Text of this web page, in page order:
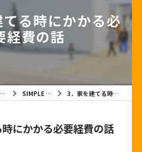
る時にかかる必
経費の話
高松市で注文住宅なら有限会社黒石建設 SIMPLE NOTE BLOG 3．家を建てる時にかかる必要経費の話
にかかる必要経費の話